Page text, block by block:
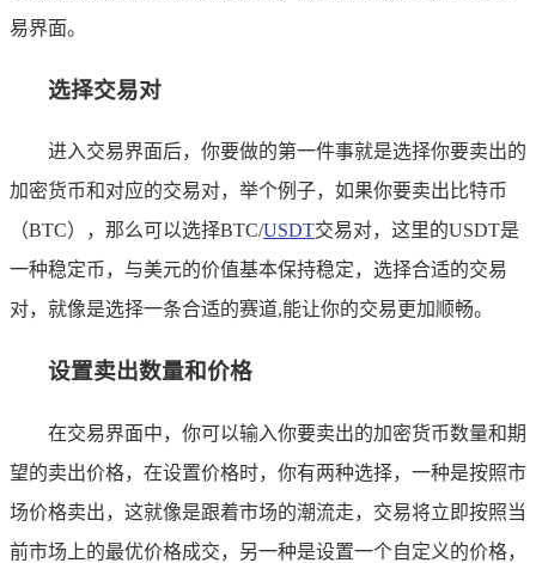
易界面。
选择交易对
进入交易界面后，你要做的第一件事就是选择你要卖出的
加密货币和对应的交易对，举个例子，如果你要卖出比特币
（BTC），那么可以选择BTC/USDT交易对，这里的USDT是
一种稳定币，与美元的价值基本保持稳定，选择合适的交易
对，就像是选择一条合适的赛道,能让你的交易更加顺畅。
设置卖出数量和价格
在交易界面中，你可以输入你要卖出的加密货币数量和期
望的卖出价格，在设置价格时，你有两种选择，一种是按照市
场价格卖出，这就像是跟着市场的潮流走，交易将立即按照当
前市场上的最优价格成交，另一种是设置一个自定义的价格，